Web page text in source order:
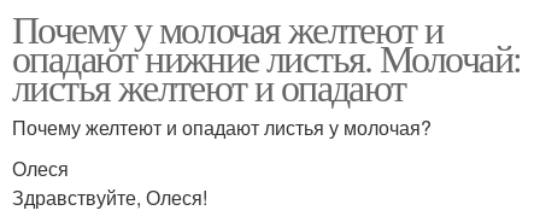
Почему у молочая желтеют и
опадают нижние листья. Молочай:
листья желтеют и опадают
Почему желтеют и опадают листья у молочая?
Олеся
Здравствуйте, Олеся!